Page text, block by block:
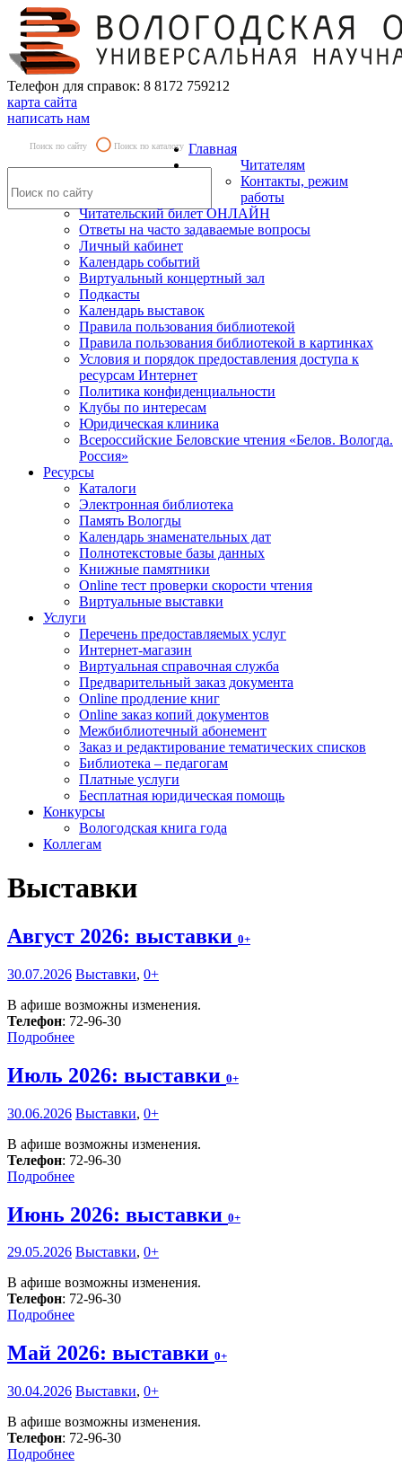
Телефон для справок: 8 8172 759212
карта сайта
написать нам
Поиск по сайту Поиск по каталогу Главная
Читателям
Контакты, режим
работы
Читательский билет ОНЛАЙН
Ответы на часто задаваемые вопросы
Личный кабинет
Календарь событий
Виртуальный концертный зал
Подкасты
Календарь выставок
Правила пользования библиотекой
Правила пользования библиотекой в картинках
Условия и порядок предоставления доступа к
ресурсам Интернет
Политика конфиденциальности
Клубы по интересам
Юридическая клиника
Всероссийские Беловские чтения «Белов. Вологда.
Россия»
Ресурсы
Каталоги
Электронная библиотека
Память Вологды
Календарь знаменательных дат
Полнотекстовые базы данных
Книжные памятники
Online тест проверки скорости чтения
Виртуальные выставки
Услуги
Перечень предоставляемых услуг
Интернет-магазин
Виртуальная справочная служба
Предварительный заказ документа
Online продление книг
Online заказ копий документов
Межбиблиотечный абонемент
Заказ и редактирование тематических списков
Библиотека – педагогам
Платные услуги
Бесплатная юридическая помощь
Конкурсы
Вологодская книга года
Коллегам
Выставки
Август 2026: выставки 0+
30.07.2026 Выставки, 0+
В афише возможны изменения.
Телефон: 72-96-30
Подробнее
Июль 2026: выставки 0+
30.06.2026 Выставки, 0+
В афише возможны изменения.
Телефон: 72-96-30
Подробнее
Июнь 2026: выставки 0+
29.05.2026 Выставки, 0+
В афише возможны изменения.
Телефон: 72-96-30
Подробнее
Май 2026: выставки 0+
30.04.2026 Выставки, 0+
В афише возможны изменения.
Телефон: 72-96-30
Подробнее